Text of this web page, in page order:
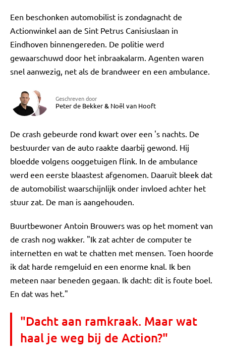
Een beschonken automobilist is zondagnacht de
Actionwinkel aan de Sint Petrus Canisiuslaan in
Eindhoven binnengereden. De politie werd
gewaarschuwd door het inbraakalarm. Agenten waren
snel aanwezig, net als de brandweer en een ambulance.
Geschreven door
Peter de Bekker& Noël van Hooft
De crash gebeurde rond kwart over een 's nachts. De
bestuurder van de auto raakte daarbij gewond. Hij
bloedde volgens ooggetuigen flink. In de ambulance
werd een eerste blaastest afgenomen. Daaruit bleek dat
de automobilist waarschijnlijk onder invloed achter het
stuur zat. De man is aangehouden.
Buurtbewoner Antoin Brouwers was op het moment van
de crash nog wakker. "Ik zat achter de computer te
internetten en wat te chatten met mensen. Toen hoorde
ik dat harde remgeluid en een enorme knal. Ik ben
meteen naar beneden gegaan. Ik dacht: dit is foute boel.
En dat was het."
"Dacht aan ramkraak. Maar wat
haal je weg bij de Action?"